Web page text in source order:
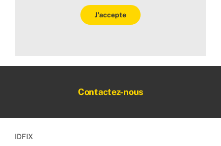
J'accepte
Contactez-nous
IDFIX